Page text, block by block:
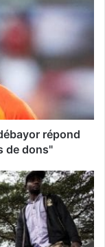
répond
de dons"